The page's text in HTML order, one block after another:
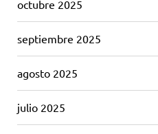
octubre 2025
septiembre 2025
agosto 2025
julio 2025